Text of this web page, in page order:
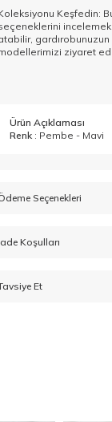
Keşfedin:
ziyaret
Ürün Açıklaması
Renk : Pembe - Mavi
Seçenekleri
Koşulları
Et